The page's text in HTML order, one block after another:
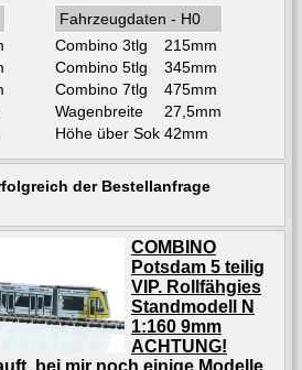
Fahrzeugdaten - H0
Combino 3tlg
215mm
Combino 5tlg
345mm
Combino 7tlg
475mm
Wagenbreite
27,5mm
Höhe über Sok 42mm
der Bestellanfrage
COMBINO
Potsdam 5 teilig
VIP. Rollfähgies
Standmodell N
1:160 9mm
ACHTUNG!
bei mir noch einige Modelle